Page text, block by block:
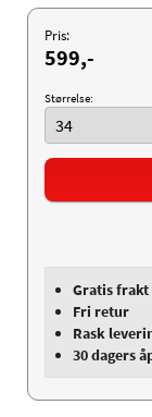
Pris:
599,-
Størrelse:
Gratis frakt
Fri retur
Rask
30 dagers